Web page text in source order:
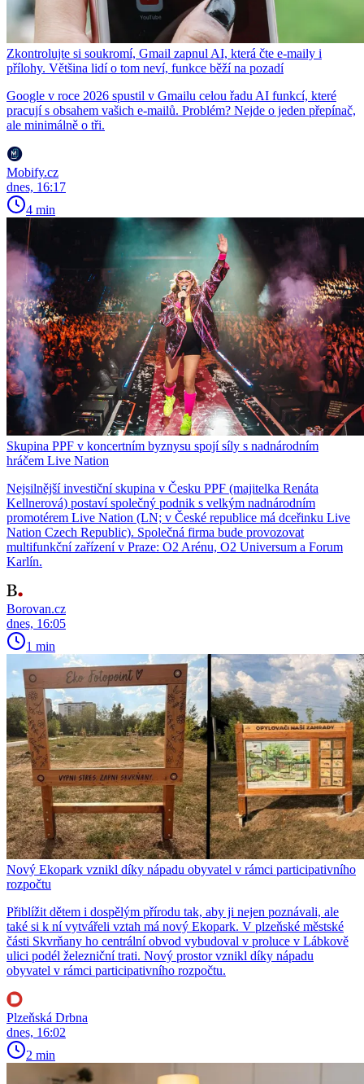
Zkontrolujte si soukromí, Gmail zapnul AI, která čte e-maily i
přílohy. Většina lidí o tom neví, funkce běží na pozadí
Google v roce 2026 spustil v Gmailu celou řadu AI funkcí, které
pracují s obsahem vašich e-mailů. Problém? Nejde o jeden přepínač,
ale minimálně o tři.
Mobify.cz
dnes, 16:17
4 min
Skupina PPF v koncertním byznysu spojí síly s nadnárodním
hráčem Live Nation
Nejsilnější investiční skupina v Česku PPF (majitelka Renáta
Kellnerová) postaví společný podnik s velkým nadnárodním
promotérem Live Nation (LN; v České republice má dceřinku Live
Nation Czech Republic). Společná firma bude provozovat
multifunkční zařízení v Praze: O2 Arénu, O2 Universum a Forum
Karlín.
Borovan.cz
dnes, 16:05
1 min
Nový Ekopark vznikl díky nápadu obyvatel v rámci participativního
rozpočtu
Přiblížit dětem i dospělým přírodu tak, aby ji nejen poznávali, ale
také si k ní vytvářeli vztah má nový Ekopark. V plzeňské městské
části Skvrňany ho centrální obvod vybudoval v proluce v Lábkově
ulici podél železniční trati. Nový prostor vznikl díky nápadu
obyvatel v rámci participativního rozpočtu.
Plzeňská Drbna
dnes, 16:02
2 min